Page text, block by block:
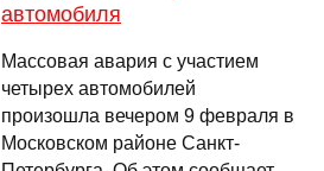
автомобиля
Массовая авария с участием
четырех автомобилей
произошла вечером 9 февраля в
Московском районе Санкт-